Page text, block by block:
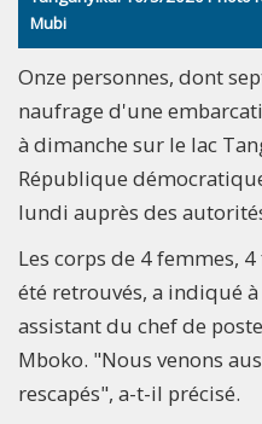
Mubi
Onze personnes, dont
naufrage d'une
à dimanche sur le lac
République
lundi auprès des
Les corps de 4 femmes,
été retrouvés, a indiqué
assistant du chef de
Mboko. "Nous venons
rescapés", a-t-il précisé.